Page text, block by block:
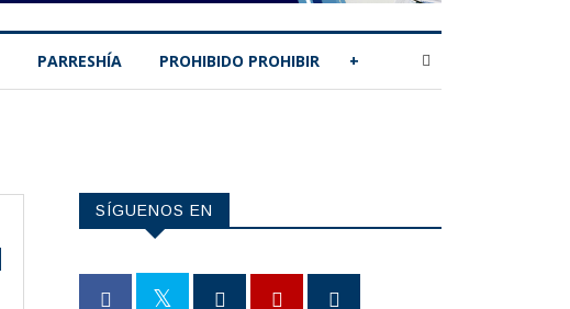
PARRESHÍA PROHIBIDO PROHIBIR +
SÍGUENOS EN